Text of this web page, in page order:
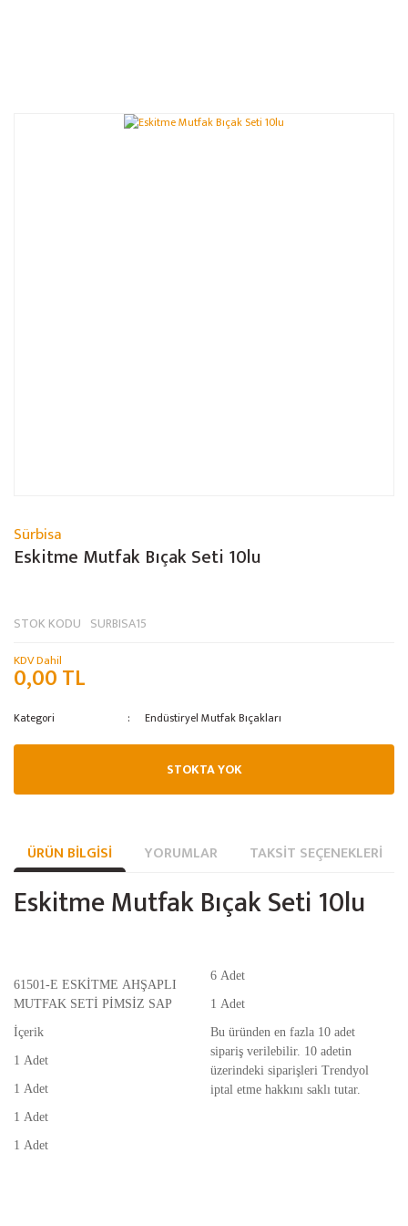
Sürbisa
Eskitme Mutfak Bıçak Seti 10lu
STOK KODU SURBISA15
KDV Dahil
0,00 TL
Kategori Endüstiryel Mutfak Bıçakları
STOKTA YOK
ÜRÜN BILGISI YORUMLAR TAKSIT SEÇENEKLERI
Eskitme Mutfak Bıçak Seti 10lu
61501-E ESKİTME AHŞAPLI
MUTFAK SETİ PİMSİZ SAP
İçerik
1 Adet
1 Adet
1 Adet
1 Adet
6 Adet
1 Adet
Bu üründen en fazla 10 adet
sipariş verilebilir. 10 adetin
üzerindeki siparişleri Trendyol
iptal etme hakkını saklı tutar.